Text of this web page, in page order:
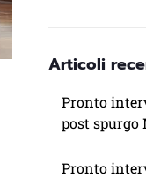
Articoli
Pronto
post spurgo
Pronto